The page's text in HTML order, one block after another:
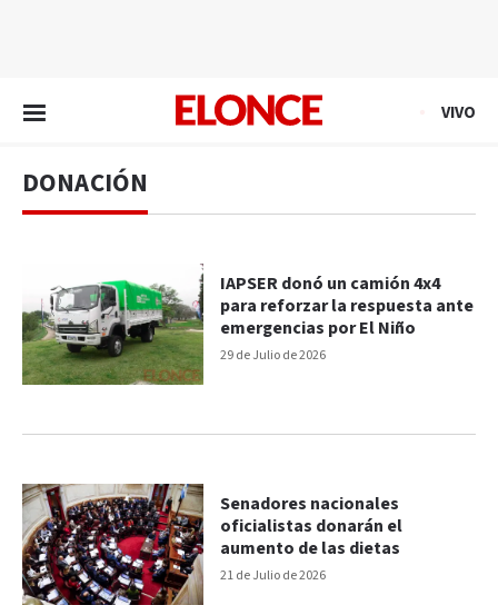
VIVO
DONACIÓN
29 de Julio de 2026
IAPSER donó un camión 4x4
para reforzar la respuesta ante
emergencias por El Niño
21 de Julio de 2026
Senadores nacionales
oficialistas donarán el
aumento de las dietas